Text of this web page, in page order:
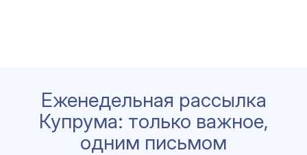
Еженедельная рассылка
Купрума: только важное,
одним письмом